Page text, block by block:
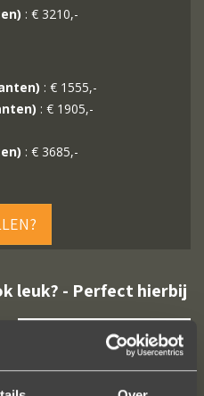
: € 3210,-
: € 1555,-
: € 1905,-
: € 3685,-
leuk? - Perfect hierbij